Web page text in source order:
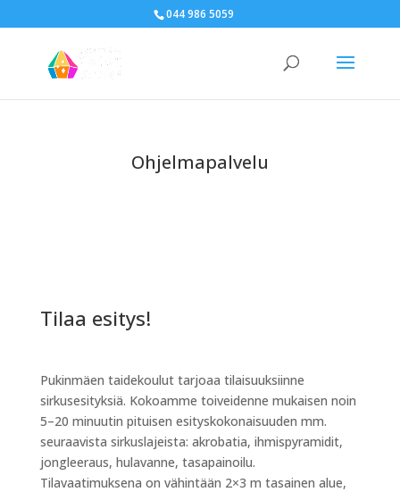
044 986 5059
Ohjelmapalvelu
Tilaa esitys!
Pukinmäen taidekoulut tarjoaa tilaisuuksiinne
sirkusesityksiä. Kokoamme toiveidenne mukaisen noin
5–20 minuutin pituisen esityskokonaisuuden mm.
seuraavista sirkuslajeista: akrobatia, ihmispyramidit,
jongleeraus, hulavanne, tasapainoilu.
Tilavaatimuksena on vähintään 2×3 m tasainen alue,